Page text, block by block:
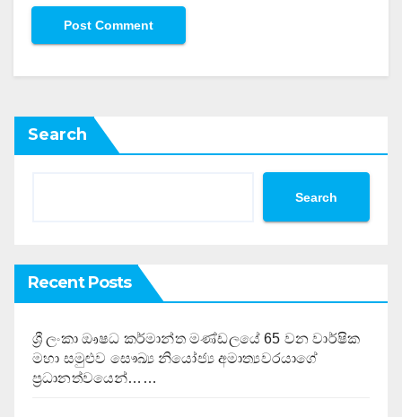
Search
Search
Recent Posts
ශ්‍රී ලංකා ඖෂධ කර්මාන්ත මණ්ඩලයේ 65 වන වාර්ෂික
මහා සමුළුව සෞඛ්‍ය නියෝජ්‍ය අමාත්‍යවරයාගේ
ප්‍රධානත්වයෙන්……